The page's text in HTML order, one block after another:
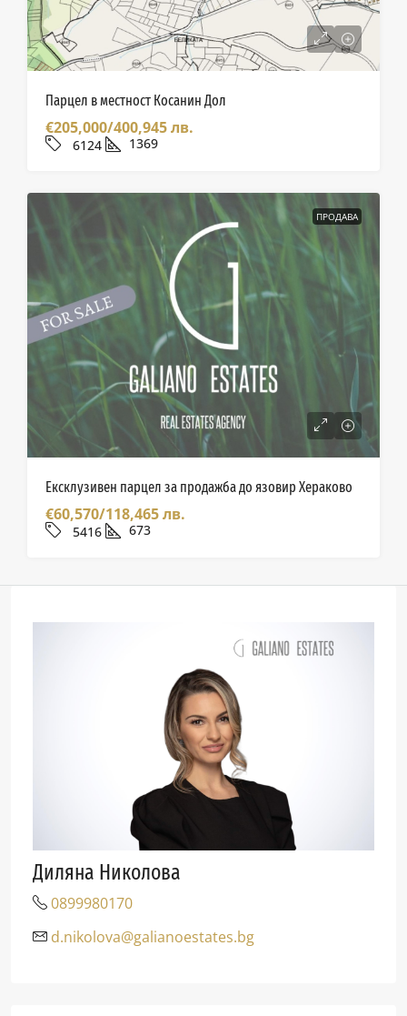
Парцел в местност Косанин Дол
€205,000/400,945 лв.
6124 1369
ПРОДАВА
Ексклузивен парцел за продажба до язовир Хераково
€60,570/118,465 лв.
5416 673
Диляна Николова
0899980170
d.nikolova@galianoestates.bg